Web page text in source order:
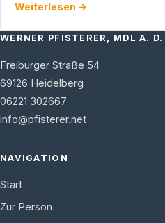
wie der …
Weiterlesen →
WERNER PFISTERER, MDL A. D.
Freiburger Straße 54
69126 Heidelberg
06221 302667
info@pfisterer.net
NAVIGATION
Start
Zur Person